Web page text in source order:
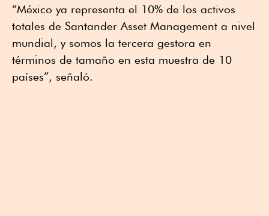
“México ya representa el 10% de los activos
totales de Santander Asset Management a nivel
mundial, y somos la tercera gestora en
términos de tamaño en esta muestra de 10
países”, señaló.